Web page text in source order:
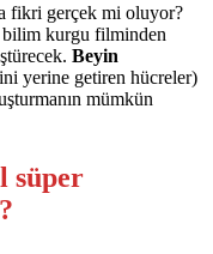
fikri gerçek mi oluyor?
bilim kurgu filminden
Beyin
yerine getiren hücreler)
mümkün
süper